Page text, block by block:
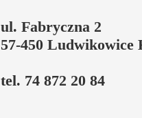
ul. Fabryczna 2
57-450 Ludwikowice
tel. 74 872 20 84